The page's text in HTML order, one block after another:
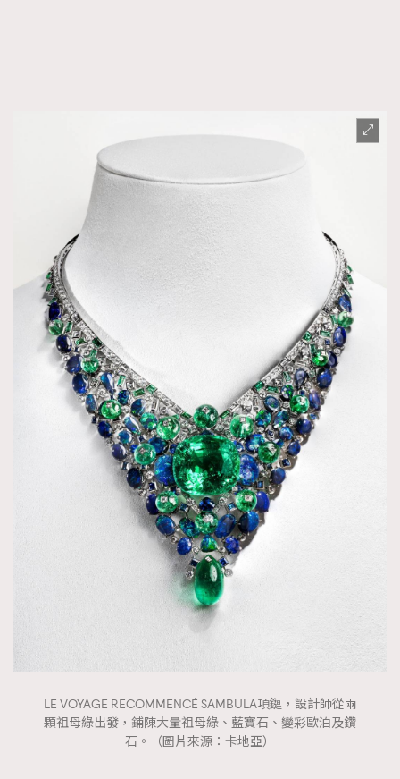
LE VOYAGE RECOMMENCÉ SAMBULA項鏈，設計師從兩
顆祖母綠出發，鋪陳大量祖母綠、藍寶石、變彩歐泊及鑽
石。（圖片來源：卡地亞）